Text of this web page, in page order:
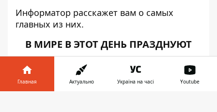
Информатор расскажет вам о самых
главных из них.
В МИРЕ В ЭТОТ ДЕНЬ ПРАЗДНУЮТ
День взятия Бастилии
— историческое
событие, которое стало основанием для
учреждения ежегодного национального
Главная Актуально Україна на часі Youtube